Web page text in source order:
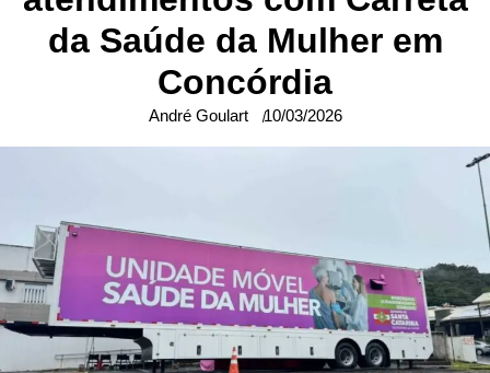
da Saúde da Mulher em
Concórdia
André Goulart 10/03/2026